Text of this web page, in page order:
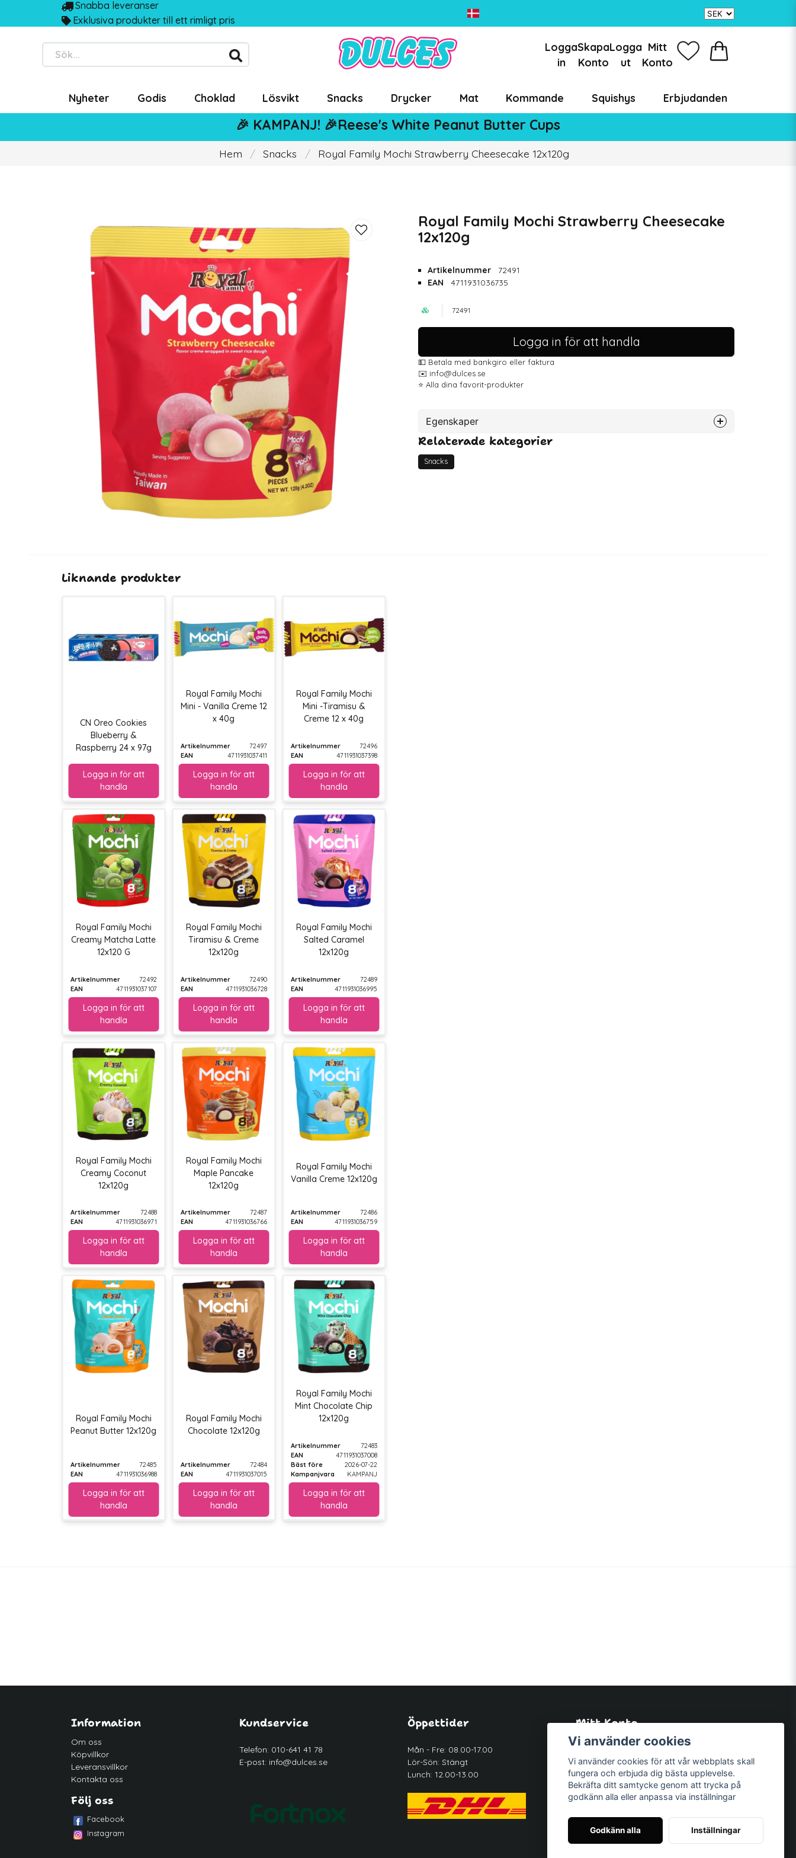
Snabba leveranser
Exklusiva produkter till ett rimligt pris
Sök...
Logga
in
Skapa
Konto
Logga
ut
Mitt
Konto
Nyheter Godis Choklad Lösvikt Snacks Drycker Mat Kommande Squishys Erbjudanden
🎉 KAMPANJ! 🎉Reese's White Peanut Butter Cups
Hem Snacks Royal Family Mochi Strawberry Cheesecake 12x120g
Royal Family Mochi Strawberry Cheesecake
12x120g
Artikelnummer
72491
EAN
4711931036735
72491
Logga in för att handla
💵 Betala med bankgiro eller faktura
✉️ info@dulces.se
⭐️ Alla dina favorit-produkter
Egenskaper
Artikelnummer
EAN
Relaterade kategorier
Snacks
Liknande produkter
CN Oreo Cookies
Blueberry &
Raspberry 24 x 97g
Royal Family Mochi
Mini - Vanilla Creme 12
x 40g
Artikelnummer
72497
EAN
4711931037411
Royal Family Mochi
Mini -Tiramisu &
Creme 12 x 40g
Artikelnummer
72496
EAN
4711931037398
Royal Family Mochi
Creamy Matcha Latte
12x120 G
Artikelnummer
72492
EAN
4711931037107
Royal Family Mochi
Tiramisu & Creme
12x120g
Artikelnummer
72490
EAN
4711931036728
Royal Family Mochi
Salted Caramel
12x120g
Artikelnummer
72489
EAN
4711931036995
Royal Family Mochi
Creamy Coconut
12x120g
Artikelnummer
72488
EAN
4711931036971
Royal Family Mochi
Maple Pancake
12x120g
Artikelnummer
72487
EAN
4711931036766
Royal Family Mochi
Vanilla Creme 12x120g
Artikelnummer
72486
EAN
4711931036759
Royal Family Mochi
Peanut Butter 12x120g
Artikelnummer
72485
EAN
4711931036988
Royal Family Mochi
Chocolate 12x120g
Artikelnummer
72484
EAN
4711931037015
Royal Family Mochi
Mint Chocolate Chip
12x120g
Artikelnummer
72483
EAN
4711931037008
Bäst före
2026-07-22
Kampanjvara
KAMPANJ
Information
Om oss
Köpvillkor
Leveransvillkor
Kontakta oss
Kundservice
Telefon: 010-641 41 78
E-post: info@dulces.se
Öppettider
Mån - Fre: 08.00-17.00
Lör-Sön: Stängt
Lunch: 12.00-13.00
Mitt Konto
Logga in
Registrera dig
Glömt lösenord?
Följ oss
Facebook
Instagram
Vi använder cookies
Vi använder cookies för att vår webbplats skall
fungera och erbjuda dig bästa upplevelse.
Bekräfta ditt samtycke genom att trycka på
godkänn alla eller anpassa via inställningar
Godkänn alla Inställningar